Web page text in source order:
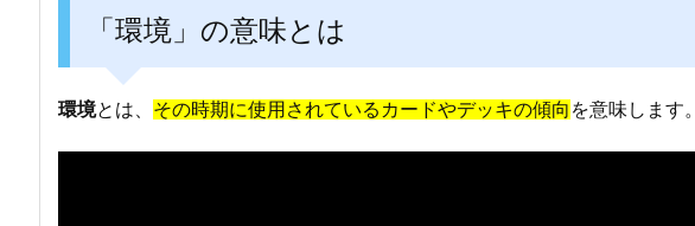
「環境」の意味とは
環境とは、 その時期に使用されているカードやデッキの傾向 を意味します。